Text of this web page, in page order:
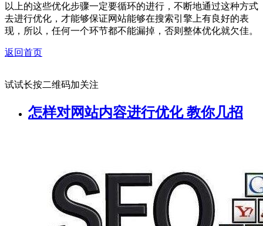
以上的这些优化步骤一定要循环的进行，不断地通过这种方式
去进行优化，才能够保证网站能够在搜索引擎上有良好的表
现，所以，任何一个环节都不能漏掉，否则整体优化就欠佳。
返回首页
试试长按二维码加关注
怎样对网站内容进行优化 教你几招